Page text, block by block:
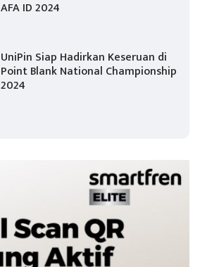
AFA ID 2024
UniPin Siap Hadirkan Keseruan di
Point Blank National Championship
2024